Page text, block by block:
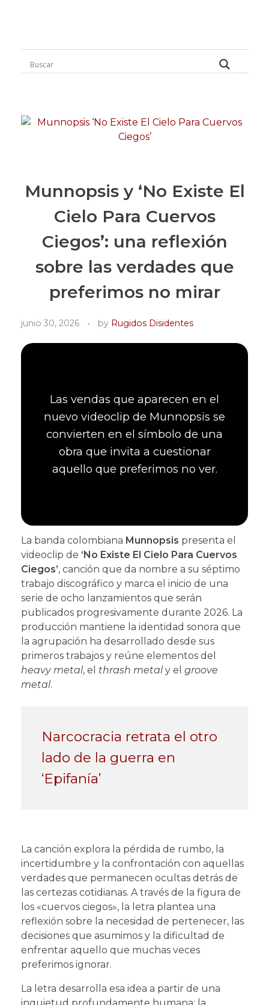
Rugidos Disidentes
Bogotá - Colombia | ISSN 2619-5569
Munnopsis y ‘No Existe El
Cielo Para Cuervos
Ciegos’: una reflexión
sobre las verdades que
preferimos no mirar
junio 30, 2026 by Rugidos Disidentes
Las vendas que aparecen en el
nuevo videoclip de Munnopsis se
convierten en el símbolo de una
obra que invita a cuestionar
aquello que preferimos no ver.
La banda colombiana Munnopsis presenta el
videoclip de ‘No Existe El Cielo Para Cuervos
Ciegos’, canción que da nombre a su séptimo
trabajo discográfico y marca el inicio de una
serie de ocho lanzamientos que serán
publicados progresivamente durante 2026. La
producción mantiene la identidad sonora que
la agrupación ha desarrollado desde sus
primeros trabajos y reúne elementos del
heavy metal, el thrash metaly el groove
metal.
Narcocracia retrata el otro
lado de la guerra en
‘Epifanía’
La canción explora la pérdida de rumbo, la
incertidumbre y la confrontación con aquellas
verdades que permanecen ocultas detrás de
las certezas cotidianas. A través de la figura de
los «cuervos ciegos», la letra plantea una
reflexión sobre la necesidad de pertenecer, las
decisiones que asumimos y la dificultad de
enfrentar aquello que muchas veces
preferimos ignorar.
La letra desarrolla esa idea a partir de una